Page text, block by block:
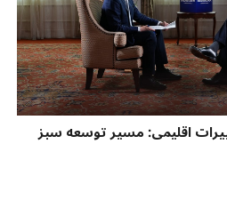
اقلیمی: مسیر توسعه سبز